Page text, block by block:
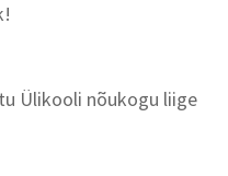
Ülikooli nõukogu liige